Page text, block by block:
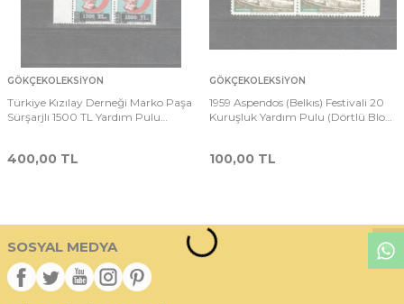
GÖKÇEKOLEKSIYON
Türkiye Kızılay Derneği Marko Paşa
Sürşarjlı 1500 TL Yardım Pulu
400,00 TL
GÖKÇEKOLEKSIYON
1959 Aspendos (Belkıs) Festivali 20
Kuruşluk Yardım Pulu (Dörtlü Blok,
100,00 TL
SOSYAL MEDYA